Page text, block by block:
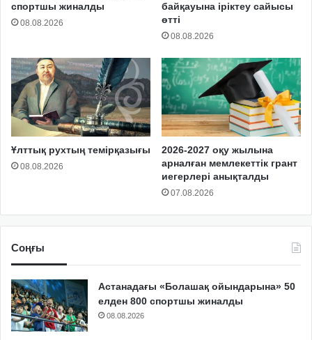
спортшы жиналды
08.08.2026
байқауына іріктеу сайысы
өтті
08.08.2026
Ұлттық рухтың темірқазығы
08.08.2026
2026-2027 оқу жылына
арналған мемлекеттік грант
иегерлері анықталды
07.08.2026
Соңғы
Астанадағы «Болашақ ойындарына» 50
елден 800 спортшы жиналды
08.08.2026